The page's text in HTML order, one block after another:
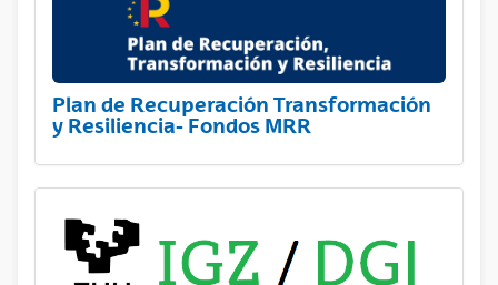
Plan de Recuperación Transformación
y Resiliencia- Fondos MRR